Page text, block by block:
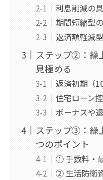
利息削減の
期間短縮型
返済額軽減
ステップ②：繰
見極める
返済初期（
住宅ローン
ボーナスや
ステップ③：繰
つのポイント
① 手数料・
② 生活防衛